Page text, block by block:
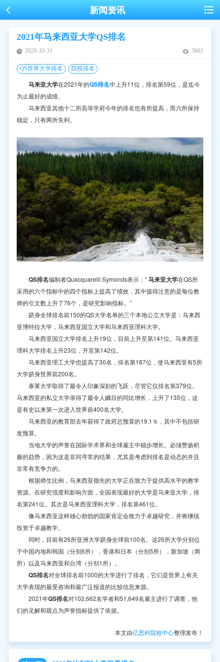
新闻资讯
2021年马来西亚大学QS排名
2020-10-31 3661
QS世界大学排名 院校排名
马来亚大学在2021年的QS排名中上升11位，排名第59位，是迄今
为止最好的成绩。
马来西亚其他十二所高等学府今年的排名也有所提高，而六所保持
稳定，只有两所失利。
QS排名编制者Quacquarelli Symonds表示：“马来亚大学在QS所
采用的六个指标中的四个指标上提高了绩效，其中值得注意的是每位教
师的引文数上升了76个，是研究影响指标。”
跻身全球排名前150的QS大学名单的三个本地公立大学是：马来西
亚博特拉大学，马来西亚国立大学和马来西亚理科大学。
马来西亚国立大学排名上升19位，目前上升至第141位。马来西亚
理科大学排名上升23位，升至第142位。
马来西亚理工大学也提高了30名，排名第187位，使马来西亚有5所
大学跻身世界前200名。
泰莱大学取得了最令人印象深刻的飞跃，尽管它仅排名第379位。
马来西亚的私立大学录得了最令人瞩目的同比增长，上升了135位，这
是有史以来第一次进入世界前400名大学。
马来西亚的教育部去年获得了政府总预算的19.1％，其中不包括研
发预算。
当地大学的声誉在国际学术界和全球雇主中稳步增长。必须赞扬积
极的趋势，因为这是非同寻常的结果，尤其是考虑到排名是动态的并且
非常有竞争力的。
根据师生比例，马来西亚领先的大学正在致力于提供高水平的教学
资源。在研究强度和影响方面，全国表现最好的大学是马来亚大学，排
名第241位。其次是马来西亚理科大学，排名第461位。
像马来西亚这样雄心勃勃的国家肯定会致力于卓越研究，并将继续
投资于卓越教学。
同时，目前有26所亚洲大学跻身全球前100名。这26所大学分别位
于中国内地和韩国（分别6所），香港和日本（分别5所），新加坡（两
所）以及马来西亚和台湾（分别1所）。
QS排名对全球排名前1000的大学进行了排名，它们是世界上有关
大学表现的最受咨询和最广泛报道的比较信息来源。
2021年QS排名对102,662名学者和51,649名雇主进行了调查，他
们的见解和观点为声誉指标提供了依据。
本文由亿思科院校中心整理发布！